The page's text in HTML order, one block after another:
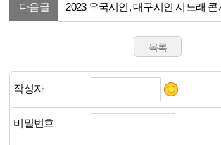
다음글
2023 우국시인, 대구시인 시노래 콘서트
(금) 18 :30 행사사진
작성자
비밀번호